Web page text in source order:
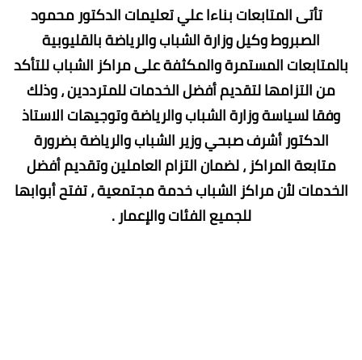
تأتى المتابعات بناءا علي تعليمات الدكتور محمود
الصبروط وكيل وزارة الشباب والرياضة بالقليوبية
بالمتابعات المستمرة والمكثفة على مراكز الشباب للتأكد
من التزامها لتقديم أفضل الخدمات للمترددين ، وذلك
وفقا لسياسة وزارة الشباب والرياضة وتوجيهات الاستاذ
الدكتور أشرف صبحي وزير الشباب والرياضة بضرورة
متابعة المراكز ، لضمان التزام العاملين وتقديم أفضل
الخدمات لأن مراكز الشباب خدمة مجتمعية ، تفتح أبوابها
للجميع الفئات والإعمار .